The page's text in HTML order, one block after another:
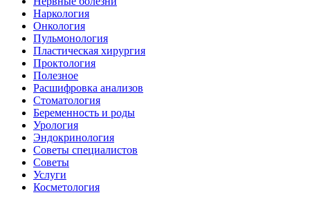
Наркология
Онкология
Пульмонология
Пластическая хирургия
Проктология
Полезное
Расшифровка анализов
Стоматология
Беременность и роды
Урология
Эндокринология
Советы специалистов
Советы
Услуги
Косметология